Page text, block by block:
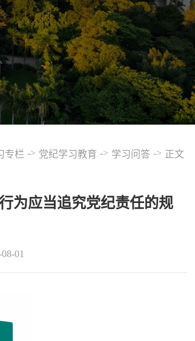
专栏 -> 党纪学习教育 -> 学习问答 -> 正文
为应当追究党纪责任的规
01